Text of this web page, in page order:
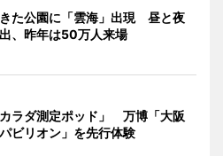
た公園に「雲海」出現 昼と夜
、昨年は50万人来場
ラダ測定ポッド」 万博「大阪
ビリオン」を先行体験